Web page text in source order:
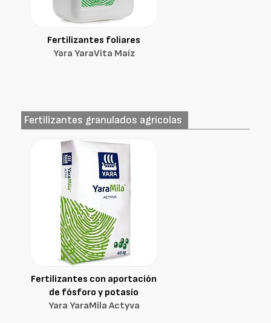
Fertilizantes foliares
Yara YaraVita Maíz
Fertilizantes granulados agrícolas
Fertilizantes con aportación
de fósforo y potasio
Yara YaraMila Actyva